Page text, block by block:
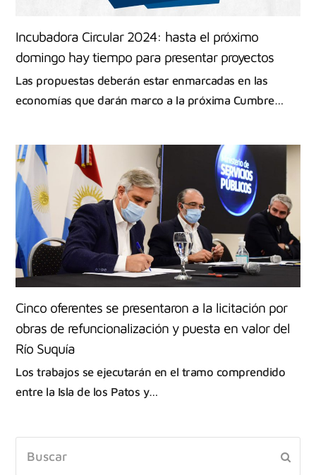
Incubadora Circular 2024: hasta el próximo
domingo hay tiempo para presentar proyectos
Las propuestas deberán estar enmarcadas en las
economías que darán marco a la próxima Cumbre…
Cinco oferentes se presentaron a la licitación por
obras de refuncionalización y puesta en valor del
Río Suquía
Los trabajos se ejecutarán en el tramo comprendido
entre la Isla de los Patos y…